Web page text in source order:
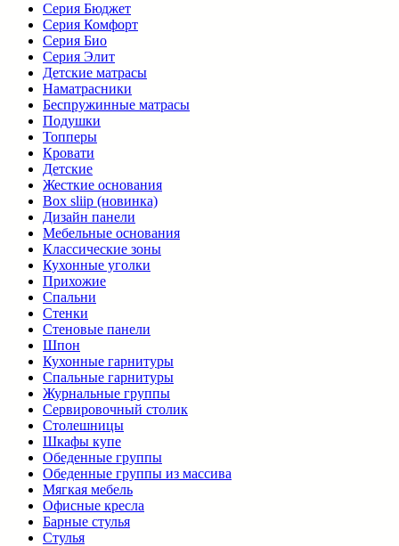
Серия Бюджет
Серия Комфорт
Серия Био
Серия Элит
Детские матрасы
Наматрасники
Беспружинные матрасы
Подушки
Топперы
Кровати
Детские
Жесткие основания
Box sliip (новинка)
Дизайн панели
Мебельные основания
Классические зоны
Кухонные уголки
Прихожие
Спальни
Стенки
Стеновые панели
Шпон
Кухонные гарнитуры
Спальные гарнитуры
Журнальные группы
Сервировочный столик
Столешницы
Шкафы купе
Обеденные группы
Обеденные группы из массива
Мягкая мебель
Офисные кресла
Барные стулья
Стулья